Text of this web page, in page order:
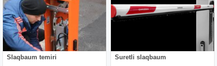
Slaqbaum temiri Suretli slaqbaum